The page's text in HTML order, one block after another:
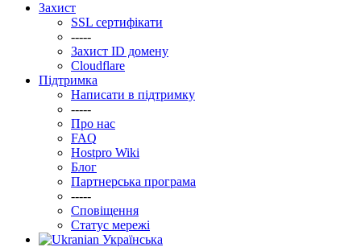
Захист
SSL сертифікати
-----
Захист ID домену
Clоudflare
Підтримка
Написати в підтримку
-----
Про нас
FAQ
Hostpro Wiki
Блог
Партнерська програма
-----
Сповіщення
Статус мережі
Українська